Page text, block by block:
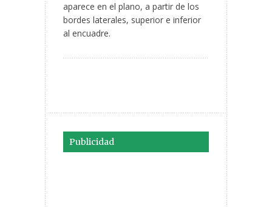
aparece en el plano, a partir de los
bordes laterales, superior e inferior
al encuadre.
Publicidad